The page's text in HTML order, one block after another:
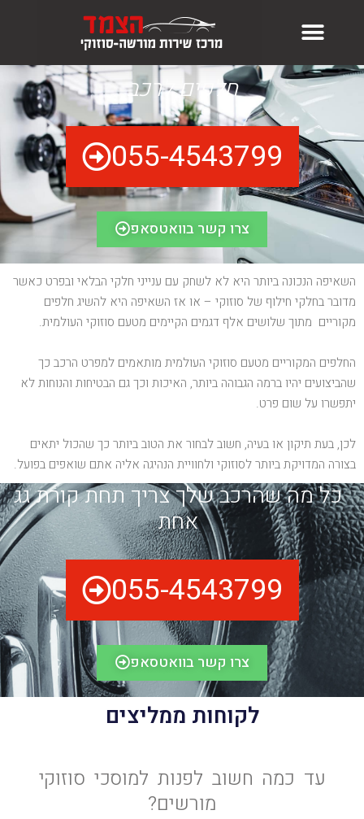
חלפים לרכב
055-4543799
צרו קשר בוואטסאפ
השאיפה הנכונה ביותר היא לא לשחק עם ענייני חלקי הבלאי ובפרט כאשר
מדובר בחלקי חילוף של סוזוקי – או אז השאיפה היא להשיג חלפים
מקוריים מתוך שלושים אלף דגמים הקיימים מטעם סוזוקי העולמית.
החלפים המקוריים מטעם סוזוקי העולמית מותאמים למפרט הרכב כך
שהביצועים יהיו ברמה הגבוהה ביותר, האיכות וכך גם הבטיחות והנוחות לא
יתפשרו על שום פרט.
לכן, בעת תיקון או בעיה, חשוב לבחור את הטוב ביותר כך שהכול יתאים
בצורה המדויקת ביותר לסוזוקי ולחוויית הנהיגה אליה אתם שואפים בפועל.
כל מה שהרכב שלך צריך תחת קורת גג
אחת
055-4543799
צרו קשר בוואטסאפ
לקוחות ממליצים
עד כמה חשוב לפנות למוסכי סוזוקי
מורשים?